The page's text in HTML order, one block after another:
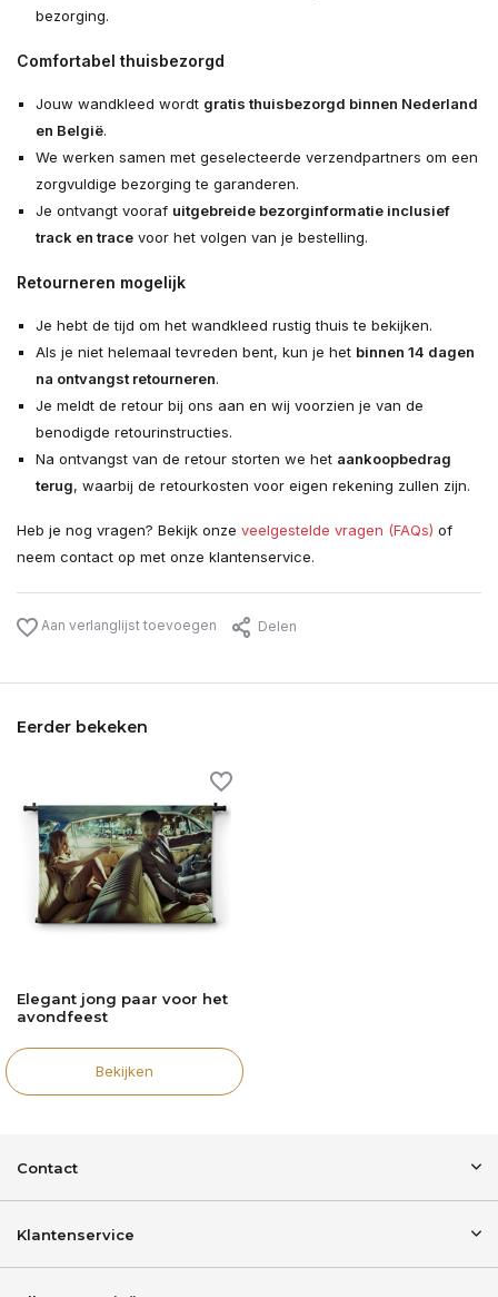
bezorging.
Comfortabel thuisbezorgd
Jouw wandkleed wordt gratis thuisbezorgd binnen Nederland
en België.
We werken samen met geselecteerde verzendpartners om een
zorgvuldige bezorging te garanderen.
Je ontvangt vooraf uitgebreide bezorginformatie inclusief
track en tracevoor het volgen van je bestelling.
Retourneren mogelijk
Je hebt de tijd om het wandkleed rustig thuis te bekijken.
Als je niet helemaal tevreden bent, kun je het binnen 14 dagen
na ontvangst retourneren.
Je meldt de retour bij ons aan en wij voorzien je van de
benodigde retourinstructies.
Na ontvangst van de retour storten we het aankoopbedrag
terug, waarbij de retourkosten voor eigen rekening zullen zijn.
Heb je nog vragen? Bekijk onze veelgestelde vragen (FAQs) of
neem contact op met onze klantenservice.
Aan verlanglijst toevoegen Delen
Eerder bekeken
Elegant jong paar voor het
avondfeest
Bekijken
Contact
Klantenservice